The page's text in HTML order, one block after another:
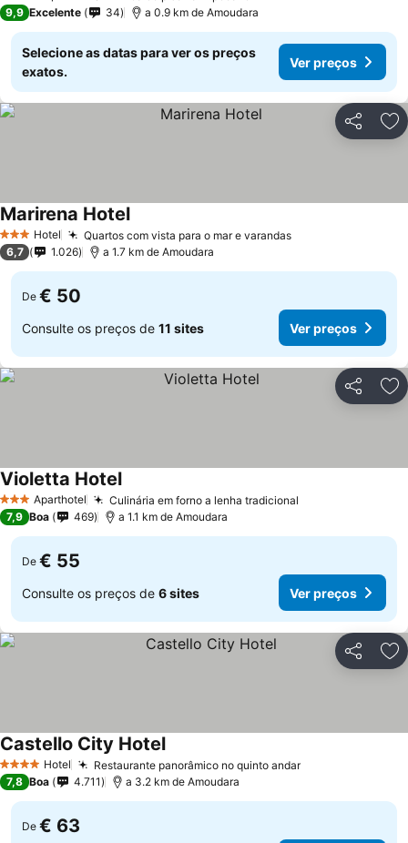
9,9 Excelente 34 a 0.9 km de Amoudara
Selecione as datas para ver os preços
exatos.
Ver preços
Partilhar
3 EstrelasHotel Quartos com vista para o mar e varandas
Marirena Hotel
6,7 1.026 a 1.7 km de Amoudara
De € 50
Consulte os preços de 11 sites Ver preços
Partilhar
3 EstrelasAparthotel Culinária em forno a lenha tradicional
Violetta Hotel
7,9 Boa 469 a 1.1 km de Amoudara
De € 55
Consulte os preços de 6 sites Ver preços
Partilhar
4 EstrelasHotel Restaurante panorâmico no quinto andar
Castello City Hotel
7,8 Boa 4.711 a 3.2 km de Amoudara
De € 63